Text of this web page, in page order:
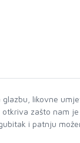
likovne
zašto nam
i patnju